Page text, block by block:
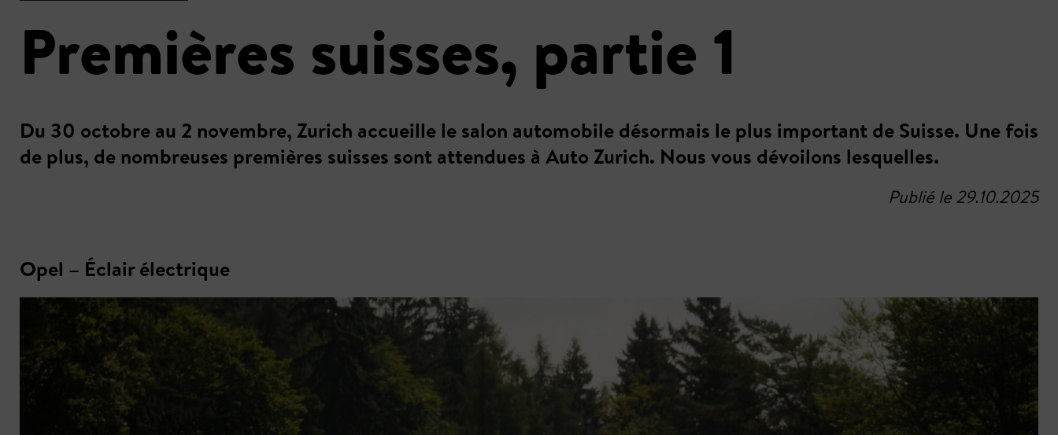
Premières suisses, partie 1
Du 30 octobre au 2 novembre, Zurich accueille le salon automobile désormais le plus important de Suisse. Une fois
de plus, de nombreuses premières suisses sont attendues à Auto Zurich. Nous vous dévoilons lesquelles.
Publié le 29.10.2025
Opel – Éclair électrique